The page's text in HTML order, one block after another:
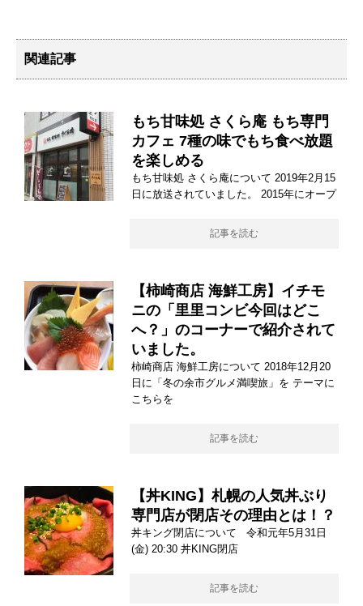
関連記事
もち甘味処 さくら庵 もち専門
カフェ 7種の味でもち食べ放題
を楽しめる
もち甘味処 さくら庵について 2019年2月15
日に放送されていました。 2015年にオープ
記事を読む
【柿崎商店 海鮮工房】イチモ
ニの「里里コンビ今回はどこ
へ？」のコーナーで紹介されて
いました。
柿崎商店 海鮮工房について 2018年12月20
日に「冬の余市グルメ満喫旅」を テーマに
こちらを
記事を読む
【丼KING】札幌の人気丼ぶり
専門店が閉店その理由とは！？
丼キング閉店について 令和元年5月31日
(金) 20:30 丼KING閉店
記事を読む